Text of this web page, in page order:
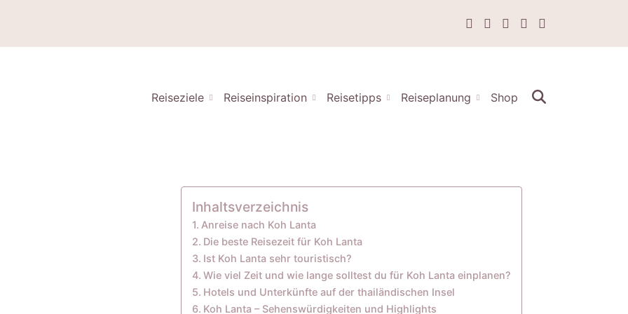
Reiseziele Reiseinspiration Reisetipps Reiseplanung Shop
Inhaltsverzeichnis
Anreise nach Koh Lanta
Die beste Reisezeit für Koh Lanta
Ist Koh Lanta sehr touristisch?
Wie viel Zeit und wie lange solltest du für Koh Lanta einplanen?
Hotels und Unterkünfte auf der thailändischen Insel
Koh Lanta – Sehenswürdigkeiten und Highlights